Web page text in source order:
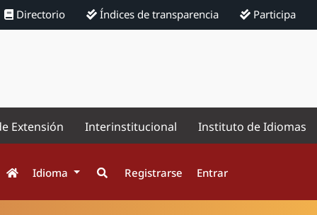
Directorio Índices de transparencia Participa
Extensión Interinstitucional Instituto de Idiomas
Idioma Registrarse Entrar